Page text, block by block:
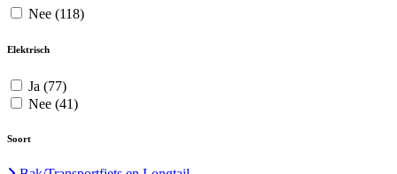
Nee (118)
Elektrisch
Ja (77)
Nee (41)
Soort